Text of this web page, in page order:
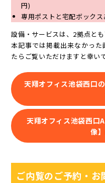
円)
専用ポストと宅配ボックス
設備・サービスは、2拠点と
本記事では掲載出来なかっ
たらご覧いただけますと幸いで
天翔オフィス池袋西口
天翔オフィス池袋西口
像
ご内覧のご予約・お